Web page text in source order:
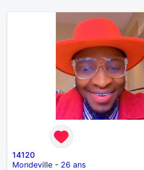
14120
Mondeville - 26 ans